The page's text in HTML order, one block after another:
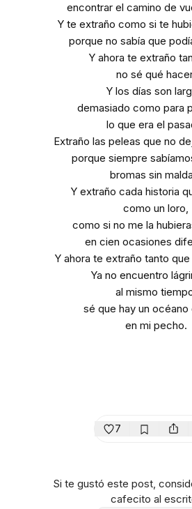
encontrar el camino de
Y te extraño como si te
porque no sabía que
Y ahora te extraño
no sé qué
Y los días son
demasiado como para
lo que era el
Extraño las peleas que no
porque siempre
bromas sin
Y extraño cada historia
como un loro,
como si no me la
en cien ocasiones
Y ahora te extraño tanto
Ya no encuentro
al mismo
sé que hay un océano
en mi pecho.
7
Si te gustó este post,
cafecito al